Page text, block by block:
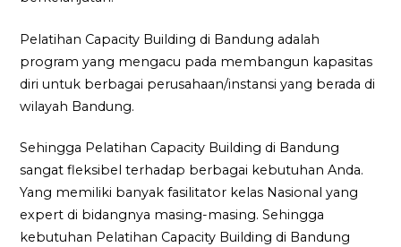
Pelatihan Capacity Building di Bandung adalah
program yang mengacu pada membangun kapasitas
diri untuk berbagai perusahaan/instansi yang berada di
wilayah Bandung.
Sehingga Pelatihan Capacity Building di Bandung
sangat fleksibel terhadap berbagai kebutuhan Anda.
Yang memiliki banyak fasilitator kelas Nasional yang
expert di bidangnya masing-masing. Sehingga
kebutuhan Pelatihan Capacity Building di Bandung